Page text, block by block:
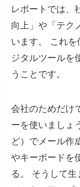
レポートでは、
向上」や「テク
います。 これ
ジタルツールを
うことです。
会社のためだけ
ーを使いましょ
ど）でメール作
やキーボードを
る。 そうして